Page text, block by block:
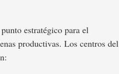
estratégico para el
productivas. Los centros del